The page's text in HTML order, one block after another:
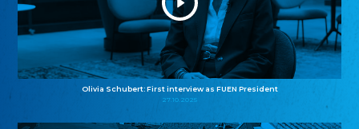
Olivia Schubert: First interview as FUEN President
27.10.2025